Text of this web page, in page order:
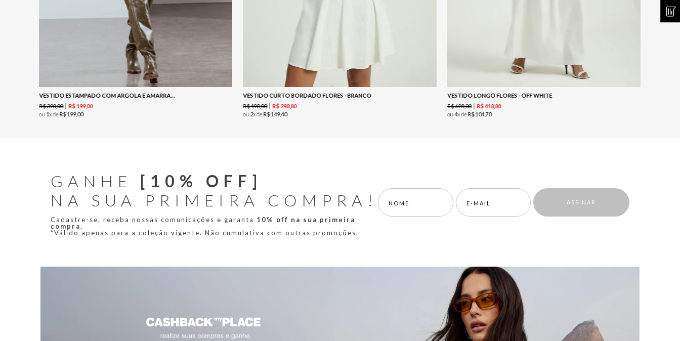
VESTIDO ESTAMPADO COM ARGOLA E AMARRAÇÃO FRONTAL-EST CASHMERE PINCELADO
R$398,00 R$ 199,00
ou 1x deR$199,00
VESTIDO CURTO BORDADO FLORES - BRANCO
R$498,00 R$ 298,80
ou 2x deR$149,40
VESTIDO LONGO FLORES - OFF WHITE
R$698,00 R$418,80
ou4x deR$ 104,70
GANHE [10% OFF]
NA SUA PRIMEIRA COMPRA!
Cadastre-se, receba nossas comunicações e garanta 10% off na sua primeira
compra.
*Válido apenas para a coleção vigente. Não cumulativa com outras promoções.
ASSINAR